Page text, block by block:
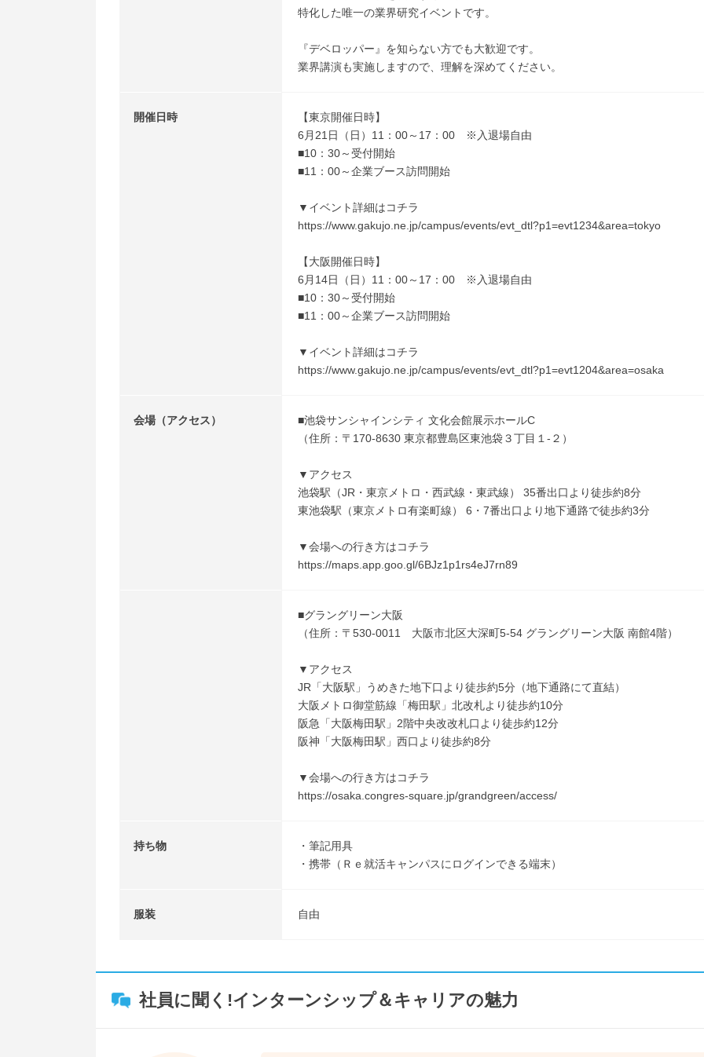
特化した唯一の業界研究イベントです。
『デベロッパー』を知らない方でも大歓迎です。
業界講演も実施しますので、理解を深めてください。
開催日時
【東京開催日時】
6月21日（日）11：00～17：00 ※入退場自由
■10：30～受付開始
■11：00～企業ブース訪問開始
▼イベント詳細はコチラ
https://www.gakujo.ne.jp/campus/events/evt_dtl?p1=evt1234&area=tokyo
【大阪開催日時】
6月14日（日）11：00～17：00 ※入退場自由
■10：30～受付開始
■11：00～企業ブース訪問開始
▼イベント詳細はコチラ
https://www.gakujo.ne.jp/campus/events/evt_dtl?p1=evt1204&area=osaka
会場（アクセス）
■池袋サンシャインシティ 文化会館展示ホールC
（住所：〒170-8630 東京都豊島区東池袋３丁目１-２）
▼アクセス
池袋駅（JR・東京メトロ・西武線・東武線） 35番出口より徒歩約8分
東池袋駅（東京メトロ有楽町線） 6・7番出口より地下通路で徒歩約3分
▼会場への行き方はコチラ
https://maps.app.goo.gl/6BJz1p1rs4eJ7rn89
■グラングリーン大阪
（住所：〒530-0011 大阪市北区大深町5-54 グラングリーン大阪 南館4階）
▼アクセス
JR「大阪駅」うめきた地下口より徒歩約5分（地下通路にて直結）
大阪メトロ御堂筋線「梅田駅」北改札より徒歩約10分
阪急「大阪梅田駅」2階中央改改札口より徒歩約12分
阪神「大阪梅田駅」西口より徒歩約8分
▼会場への行き方はコチラ
https://osaka.congres-square.jp/grandgreen/access/
持ち物
・筆記用具
・携帯（Ｒｅ就活キャンパスにログインできる端末）
服装 自由
社員に聞く!インターンシップ＆キャリアの魅力